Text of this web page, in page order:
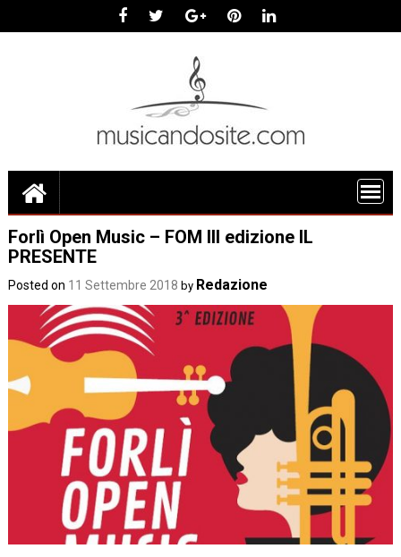
Forlì Open Music – FOM III edizione IL
PRESENTE
Posted on 11 Settembre 2018 by Redazione